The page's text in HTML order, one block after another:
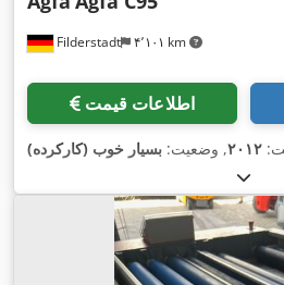
Filderstadt ۴٬۱۰۱ km
اطلاعات قیمت
۲۰۱۲, وضعیت: بسیار خوب (کارکرده)